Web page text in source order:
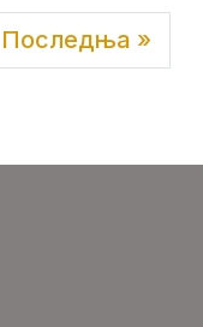
Last page
Последња »